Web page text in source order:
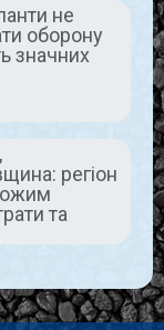
не
оборону
значних
регіон
та
від
і не